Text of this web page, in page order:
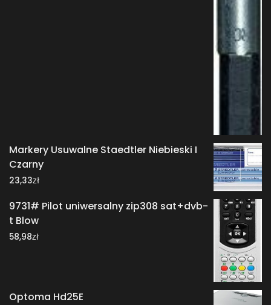
Markery Usuwalne Staedtler Niebieski I
Czarny
23,33zł
9731# Pilot uniwersalny zip308 sat+dvb-
t Blow
58,98zł
Optoma Hd25E